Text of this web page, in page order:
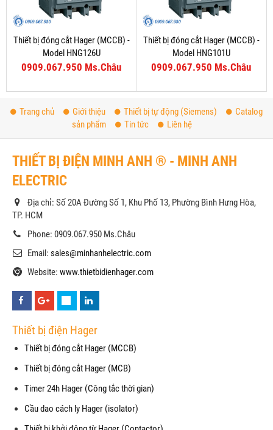
Thiết bị đóng cắt Hager (MCCB) -
Model HNG126U
0909.067.950 Ms.Châu
Thiết bị đóng cắt Hager (MCCB) -
Model HNG101U
0909.067.950 Ms.Châu
Trang chủ Giới thiệu Thiết bị tự động (Siemens)
Catalog
sản phẩm
Tin tức Liên hệ
THIẾT BỊ ĐIỆN MINH ANH ® - MINH ANH
ELECTRIC
Địa chỉ: Số 20A Đường Số 1, Khu Phố 13, Phường Bình Hưng Hòa,
TP. HCM
Phone: 0909.067.950 Ms.Châu
Email: sales@minhanhelectric.com
Website: www.thietbidienhager.com
Thiết bị điện Hager
Thiết bị đóng cắt Hager (MCCB)
Thiết bị đóng cắt Hager (MCB)
Timer 24h Hager (Công tắc thời gian)
Cầu dao cách ly Hager (isolator)